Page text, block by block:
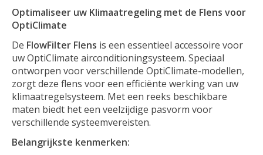
Optimaliseer uw Klimaatregeling met de Flens voor
OptiClimate
De FlowFilter Flens is een essentieel accessoire voor
uw OptiClimate airconditioningsysteem. Speciaal
ontworpen voor verschillende OptiClimate-modellen,
zorgt deze flens voor een efficiënte werking van uw
klimaatregelsysteem. Met een reeks beschikbare
maten biedt het een veelzijdige pasvorm voor
verschillende systeemvereisten.
Belangrijkste kenmerken: